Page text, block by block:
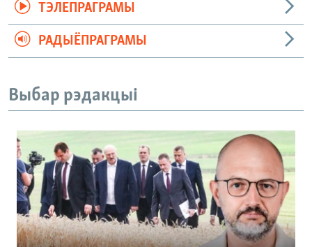
ТЭЛЕПРАГРАМЫ
РАДЫЁПРАГРАМЫ
Выбар рэдакцыі